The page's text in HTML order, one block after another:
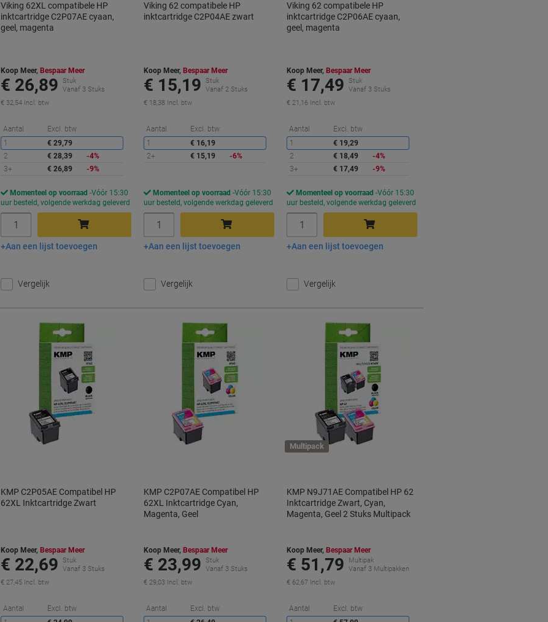
Viking 62XL compatibele HP
inktcartridge C2P07AE cyaan,
geel, magenta
Koop Meer, Bespaar Meer
€ 26,89
Stuk
Vanaf 3 Stuks
€ 32,54 Incl. btw
Aantal Excl. btw
Korting
1
€ 29,79
2
€ 28,39
-4%
3+
€ 26,89 -9%
Momenteel op voorraad Vóór 15:30
uur besteld, volgende werkdag geleverd
In winkelwagen
Aan een lijst toevoegen
Vergelijk
Viking 62 compatibele HP
inktcartridge C2P04AE zwart
Koop Meer, Bespaar Meer
€ 15,19
Stuk
Vanaf 2 Stuks
€ 18,38 Incl. btw
Aantal Excl. btw
Korting
1
€ 16,19
2+
€ 15,19 -6%
Momenteel op voorraad Vóór 15:30
uur besteld, volgende werkdag geleverd
In winkelwagen
Aan een lijst toevoegen
Vergelijk
Viking 62 compatibele HP
inktcartridge C2P06AE cyaan,
geel, magenta
Koop Meer, Bespaar Meer
€ 17,49
Stuk
Vanaf 3 Stuks
€ 21,16 Incl. btw
Aantal Excl. btw
1
€ 19,29
2
€ 18,49
-4%
3+
€ 17,49 -9%
Momenteel op voorraad Vóór 15:30
uur besteld, volgende werkdag geleverd
In winkelwagen
Aan een lijst toevoegen
Vergelijk
KMP C2P05AE Compatibel HP
62XL Inktcartridge Zwart
Koop Meer, Bespaar Meer
€ 22,69
Stuk
Vanaf 3 Stuks
€ 27,45 Incl. btw
Aantal Excl. btw
Korting
KMP C2P07AE Compatibel HP
62XL Inktcartridge Cyan,
Magenta, Geel
Koop Meer, Bespaar Meer
€ 23,99
Stuk
Vanaf 3 Stuks
€ 29,03 Incl. btw
Aantal Excl. btw
Korting
Multipack
KMP N9J71AE Compatibel HP 62
Inktcartridge Zwart, Cyan,
Magenta, Geel 2 Stuks Multipack
Koop Meer, Bespaar Meer
€ 51,79
Multipak
Vanaf 3 Multipakken
€ 62,67 Incl. btw
Aantal Excl. btw